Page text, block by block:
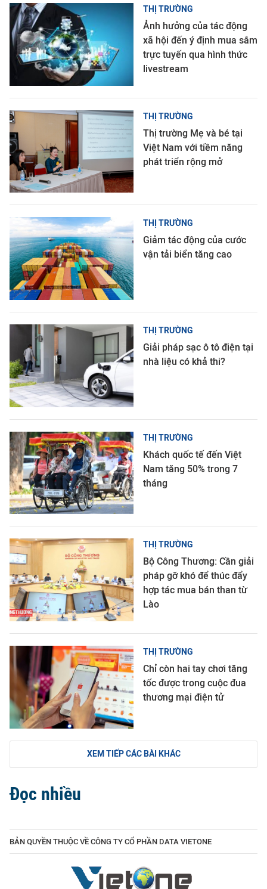
THỊ TRƯỜNG
Ảnh hưởng của tác động
xã hội đến ý định mua sắm
trực tuyến qua hình thức
livestream
THỊ TRƯỜNG
Thị trường Mẹ và bé tại
Việt Nam với tiềm năng
phát triển rộng mở
THỊ TRƯỜNG
Giảm tác động của cước
vận tải biển tăng cao
THỊ TRƯỜNG
Giải pháp sạc ô tô điện tại
nhà liệu có khả thi?
THỊ TRƯỜNG
Khách quốc tế đến Việt
Nam tăng 50% trong 7
tháng
THỊ TRƯỜNG
Bộ Công Thương: Cần giải
pháp gỡ khó để thúc đẩy
hợp tác mua bán than từ
Lào
THỊ TRƯỜNG
Chỉ còn hai tay chơi tăng
tốc được trong cuộc đua
thương mại điện tử
XEM TIẾP CÁC BÀI KHÁC
Đọc nhiều
BẢN QUYỀN THUỘC VỀ CÔNG TY CỔ PHẦN DATA VIETONE